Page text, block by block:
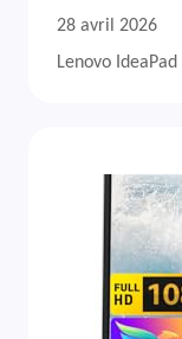
28 avril 2026
Lenovo